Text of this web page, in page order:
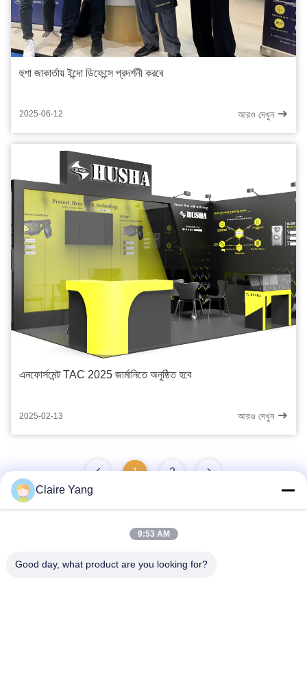
হুশা জাকার্তায় ইন্দো ডিফেন্সে প্রদর্শনী করবে
2025-06-12 আরও দেখুন
এনফোর্সমেন্ট TAC 2025 জার্মানিতে অনুষ্ঠিত হবে
2025-02-13 আরও দেখুন
1 2
Claire Yang
9:53 AM
Good day, what product are you looking for?